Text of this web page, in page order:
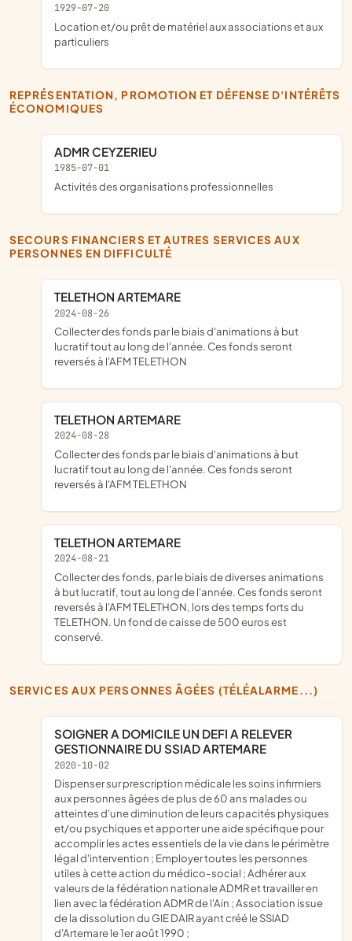
1929-07-20
location et/ou prêt de matériel aux associations et aux
particuliers
REPRÉSENTATION, PROMOTION ET DÉFENSE D'INTÉRÊTS
ÉCONOMIQUES
ADMR CEYZERIEU
1985-07-01
Activités des organisations professionnelles
SECOURS FINANCIERS ET AUTRES SERVICES AUX
PERSONNES EN DIFFICULTÉ
TELETHON ARTEMARE
2024-08-26
collecter des fonds par le biais d'animations à but
lucratif tout au long de l'année. Ces fonds seront
reversés à l'AFM TELETHON
TELETHON ARTEMARE
2024-08-28
collecter des fonds par le biais d'animations à but
lucratif tout au long de l'année. Ces fonds seront
reversés à l'AFM TELETHON
TELETHON ARTEMARE
2024-08-21
collecter des fonds, par le biais de diverses animations
à but lucratif, tout au long de l'année. Ces fonds seront
reversés à l'AFM TELETHON, lors des temps forts du
TELETHON. Un fond de caisse de 500 euros est
conservé.
SERVICES AUX PERSONNES ÂGÉES (TÉLÉALARME...)
SOIGNER A DOMICILE UN DEFI A RELEVER
GESTIONNAIRE DU SSIAD ARTEMARE
2020-10-02
dispenser sur prescription médicale les soins infirmiers
aux personnes âgées de plus de 60 ans malades ou
atteintes d'une diminution de leurs capacités physiques
et/ou psychiques et apporter une aide spécifique pour
accomplir les actes essentiels de la vie dans le périmètre
légal d'intervention ; Employer toutes les personnes
utiles à cette action du médico-social ; Adhérer aux
valeurs de la fédération nationale ADMR et travailler en
lien avec la fédération ADMR de l'Ain ; Association issue
de la dissolution du GIE DAIR ayant créé le SSIAD
d'Artemare le 1er août 1990 ;